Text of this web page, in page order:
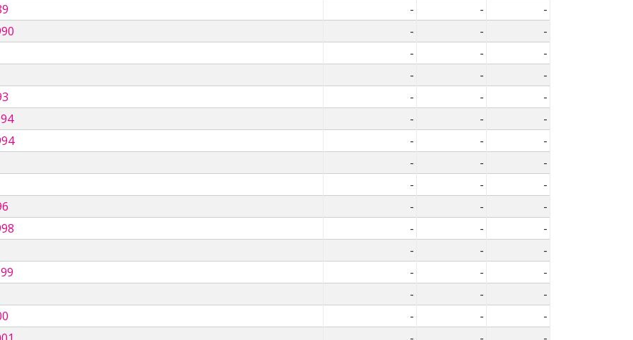
- -
-
- -
-
-
-
-
-
-
-
- -
-
- -
-
- -
-
-
-
-
-
-
-
- -
-
- -
-
-
-
-
- -
-
-
-
-
- -
-